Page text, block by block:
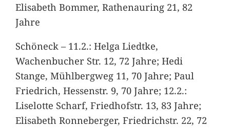
Elisabeth Bommer, Rathenauring 21, 82
Jahre
Schöneck – 11.2.: Helga Liedtke,
Wachenbucher Str. 12, 72 Jahre; Hedi
Stange, Mühlbergweg 11, 70 Jahre; Paul
Friedrich, Hessenstr. 9, 70 Jahre; 12.2.:
Liselotte Scharf, Friedhofstr. 13, 83 Jahre;
Elisabeth Ronneberger, Friedrichstr. 22, 72